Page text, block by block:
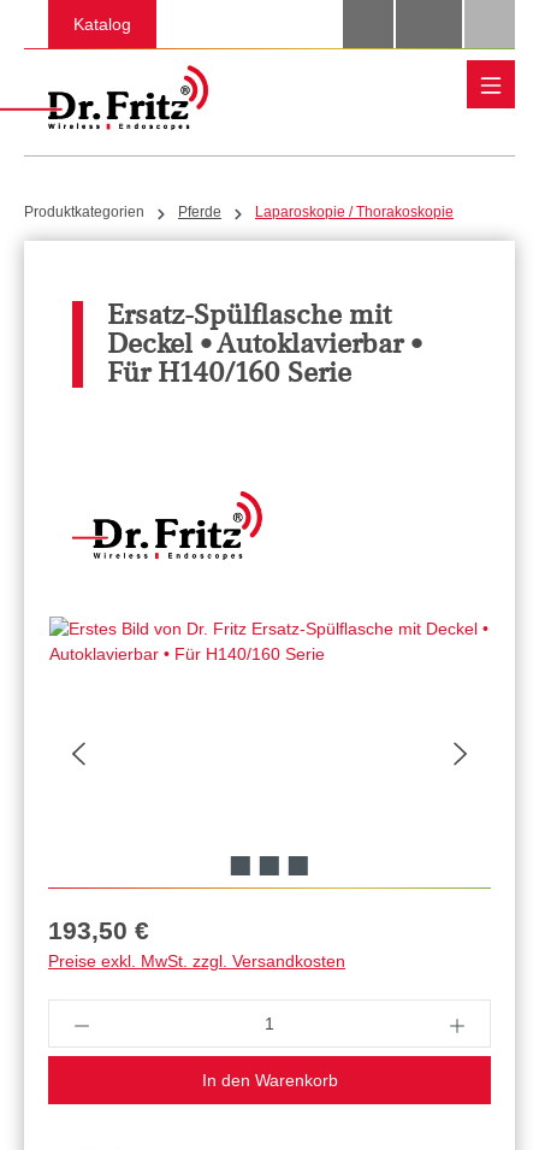
Zum Hauptinhalt springen
Katalog
Produktkategorien Pferde Laparoskopie / Thorakoskopie
Ersatz-Spülflasche mit
Deckel • Autoklavierbar •
Für H140/160 Serie
Regulärer Preis:
193,50 €
Preise exkl. MwSt. zzgl. Versandkosten
Produkt Anzahl: Gib den gewünschten Wert
In den Warenkorb